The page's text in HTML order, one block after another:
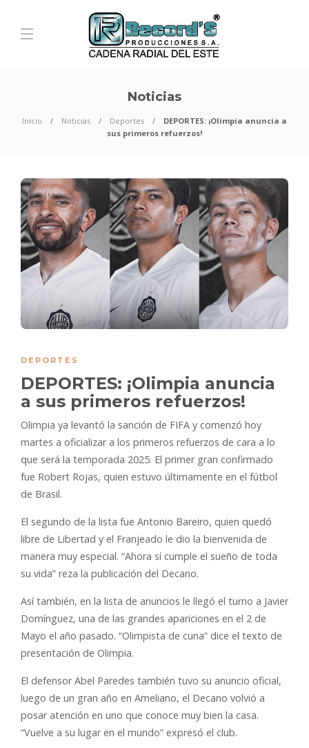
Noticias
Inicio Noticias Deportes
DEPORTES: ¡Olimpia anuncia a
sus primeros refuerzos!
DEPORTES
DEPORTES: ¡Olimpia anuncia
a sus primeros refuerzos!
Olimpia ya levantó la sanción de FIFA y comenzó hoy
martes a oficializar a los primeros refuerzos de cara a lo
que será la temporada 2025. El primer gran confirmado
fue Robert Rojas, quien estuvo últimamente en el fútbol
de Brasil.
El segundo de la lista fue Antonio Bareiro, quien quedó
libre de Libertad y el Franjeado le dio la bienvenida de
manera muy especial. “Ahora sí cumple el sueño de toda
su vida” reza la publicación del Decano.
Así también, en la lista de anuncios le llegó el turno a Javier
Domínguez, una de las grandes apariciones en el 2 de
Mayo el año pasado. “Olimpista de cuna” dice el texto de
presentación de Olimpia.
El defensor Abel Paredes también tuvo su anuncio oficial,
luego de un gran año en Ameliano, el Decano volvió a
posar atención en uno que conoce muy bien la casa.
“Vuelve a su lugar en el mundo” expresó el club.